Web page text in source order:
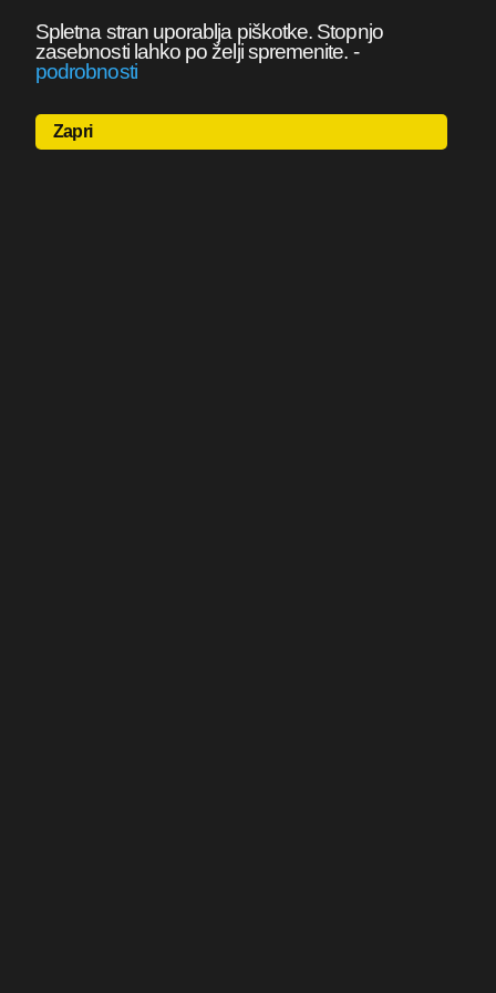
Spletna stran uporablja piškotke. Stopnjo
zasebnosti lahko po želji spremenite. -
podrobnosti
Zapri